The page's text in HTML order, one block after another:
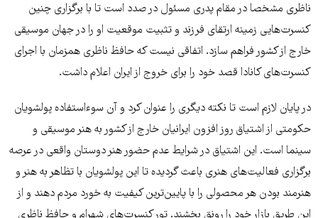
ناظری مشخصا در مقام پدری مسئول در صدد است تا با برگزاری چنین
کنسرت‌هایی زمینه ارتقای فرزند و تثبیت موقعیت او را در جهان موسیقی
خارج از کشور فراهم سازد. اتفاقی نیست که حافظ ناظری همزمان با اجرای
کنسرت‌های کانادا قصد خود را برای خروج از ایران اعلام داشت.
در پایان لازم است تا نکته دیگری را عنوان کرد و آن سوءاستفاده پولشویان
حکومتی از اشتیاق روز افزون ایرانیان خارج از کشور به هنر موسیقی و
سینما است. این اشتیاق در شرایط عدم حضور هنر دوستان واقعی در عرصه
برگزاری فعالیت‌های هنری باعث گردیده تا این پولشویان با تظاهر به هنر و
هنرمند بودن هر محصولی را با پایین‌ترین کیفیت به خورد مردم دهند و از